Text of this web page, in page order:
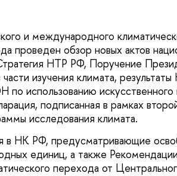
и международного
проведен обзор новых актов
НТР РФ, Поручение
изучения климата,
использованию искусственного
подписанная в рамках
исследования климата.
в НК РФ, предусматривающие
единиц, а также
перехода от